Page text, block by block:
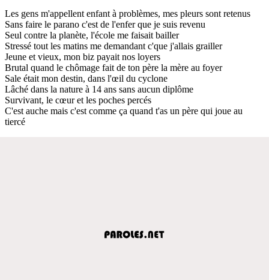
Les gens m'appellent enfant à problèmes, mes pleurs sont retenus
Sans faire le parano c'est de l'enfer que je suis revenu
Seul contre la planète, l'école me faisait bailler
Stressé tout les matins me demandant c'que j'allais grailler
Jeune et vieux, mon biz payait nos loyers
Brutal quand le chômage fait de ton père la mère au foyer
Sale était mon destin, dans l'œil du cyclone
Lâché dans la nature à 14 ans sans aucun diplôme
Survivant, le cœur et les poches percés
C'est auche mais c'est comme ça quand t'as un père qui joue au
tiercé